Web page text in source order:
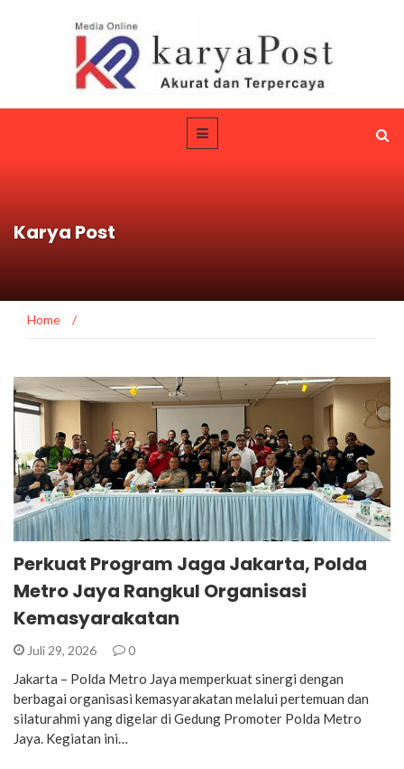
Karya Post
Home /
Perkuat Program Jaga Jakarta, Polda
Metro Jaya Rangkul Organisasi
Kemasyarakatan
Juli 29, 2026 0
Jakarta – Polda Metro Jaya memperkuat sinergi dengan
berbagai organisasi kemasyarakatan melalui pertemuan dan
silaturahmi yang digelar di Gedung Promoter Polda Metro
Jaya. Kegiatan ini…